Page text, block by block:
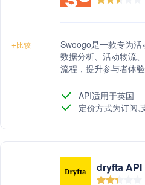
+比较
Swoogo是一款专为
数据分析、活动物流
流程，提升参与者体
API适用于英国
定价方式为订阅,
dryfta API